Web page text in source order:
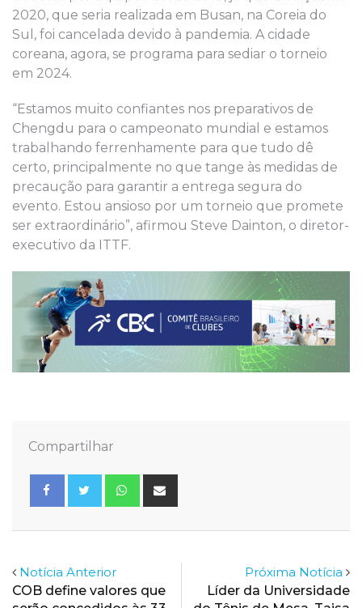
2020, que seria realizada em Busan, na Coreia do
Sul, foi cancelada devido à pandemia. A cidade
coreana, agora, se programa para sediar o torneio
em 2024.
“Estamos muito confiantes nos preparativos de
Chengdu para o campeonato mundial e estamos
trabalhando ferrenhamente para que tudo dê
certo, principalmente no que tange às medidas de
precaução para garantir a entrega segura do
evento. Estou ansioso por um torneio que promete
ser extraordinário”, afirmou Steve Dainton, o diretor-
executivo da ITTF.
Compartilhar
Whatsapp
Notícia Anterior
COB define valores que
Próxima Notícia
Líder da Universidade